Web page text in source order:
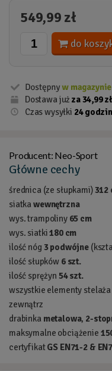
549,99 zł
do
Dostawa jużza 34,99 zł
Czas wysyłki 24
Producent: Neo-Sport
Główne cechy
średnica (ze słupkami)312
siatka wewnętrzna
wys. trampoliny 65 cm
wys. siatki180 cm
ilość nóg 3 podwójne
ilość słupków 6 szt.
ilość sprężyn 54 szt.
wszystkie elementy stelaża
zewnątrz
drabinka metalowa, 2-
maksymalne obciążenie
certyfikatGS EN71-2 &